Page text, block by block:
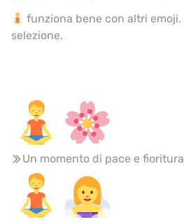
funziona bene con altri
selezione.
Un momento di pace e fioritura